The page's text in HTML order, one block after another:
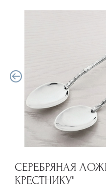
СЕРЕБРЯНАЯ
КРЕСТНИКУ"